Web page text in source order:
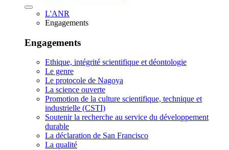
L'ANR
Engagements
Engagements
Ethique, intégrité scientifique et déontologie
Le genre
Le protocole de Nagoya
La science ouverte
Promotion de la culture scientifique, technique et
industrielle (CSTI)
Soutenir la recherche au service du développement
durable
La déclaration de San Francisco
La qualité